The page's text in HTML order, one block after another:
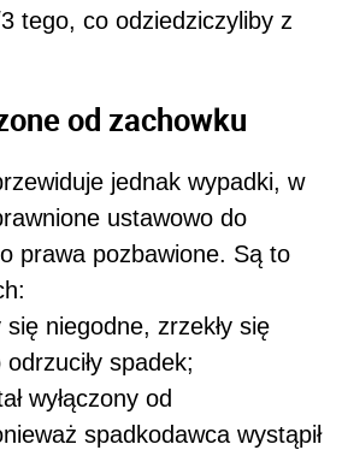
tego, co odziedziczyliby z
od zachowku
jednak wypadki, w
ustawowo do
prawa pozbawione. Są to
się niegodne, zrzekły się
spadek;
wyłączony od
spadkodawca wystąpił